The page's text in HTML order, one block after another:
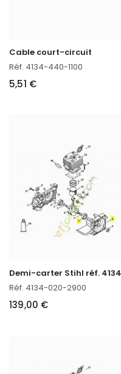
Cable court-circuit
Réf. 4134-440-1100
5,51 €
Réf. 4134-020-2900
139,00 €